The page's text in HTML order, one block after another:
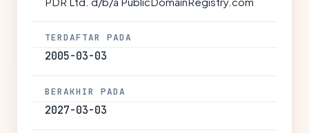
TERDAFTAR PADA
2005-03-03
BERAKHIR PADA
2027-03-03